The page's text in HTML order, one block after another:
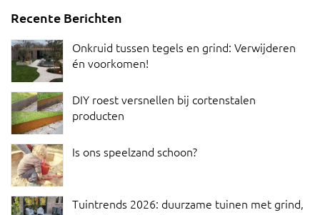
Recente Berichten
Onkruid tussen tegels en grind: Verwijderen
én voorkomen!
DIY roest versnellen bij cortenstalen
producten
Is ons speelzand schoon?
Tuintrends 2026: duurzame tuinen met grind,